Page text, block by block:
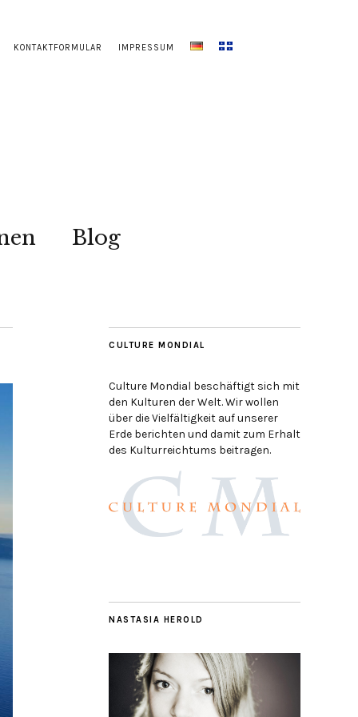
KONTAKTFORMULAR IMPRESSUM
Blog
CULTURE MONDIAL
Culture Mondial beschäftigt sich mit
den Kulturen der Welt. Wir wollen
über die Vielfältigkeit auf unserer
Erde berichten und damit zum Erhalt
des Kulturreichtums beitragen.
NASTASIA HEROLD